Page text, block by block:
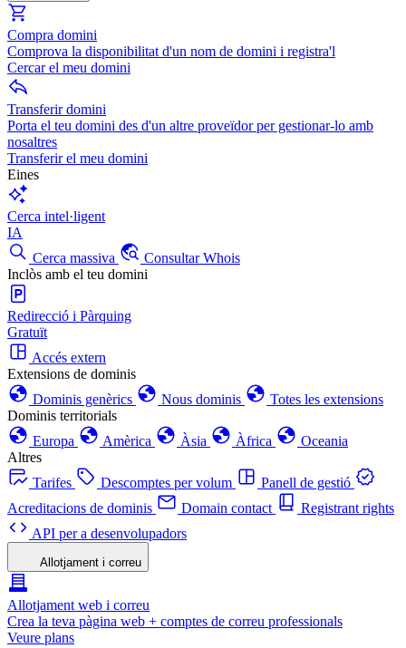
Compra domini
Comprova la disponibilitat d'un nom de domini i registra'l
Cercar el meu domini
Transferir domini
Porta el teu domini des d'un altre proveïdor per gestionar-lo amb
nosaltres
Transferir el meu domini
Eines
Cerca intel·ligent
IA
Cerca massiva
Consultar Whois
Inclòs amb el teu domini
Redirecció i Pàrquing
Gratuït
Accés extern
Extensions de dominis
Dominis genèrics
Nous dominis
Totes les extensions
Dominis territorials
Europa
Amèrica Àsia Àfrica
Oceania
Altres
Tarifes
Descomptes per volum
Panell de gestió
Acreditacions de dominis
Domain contact
Registrant rights
API per a desenvolupadors
Allotjament i correu
Allotjament web i correu
Crea la teva pàgina web + comptes de correu professionals
Veure plans